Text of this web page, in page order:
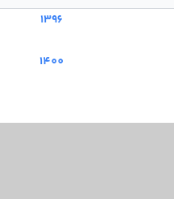
1396
1400